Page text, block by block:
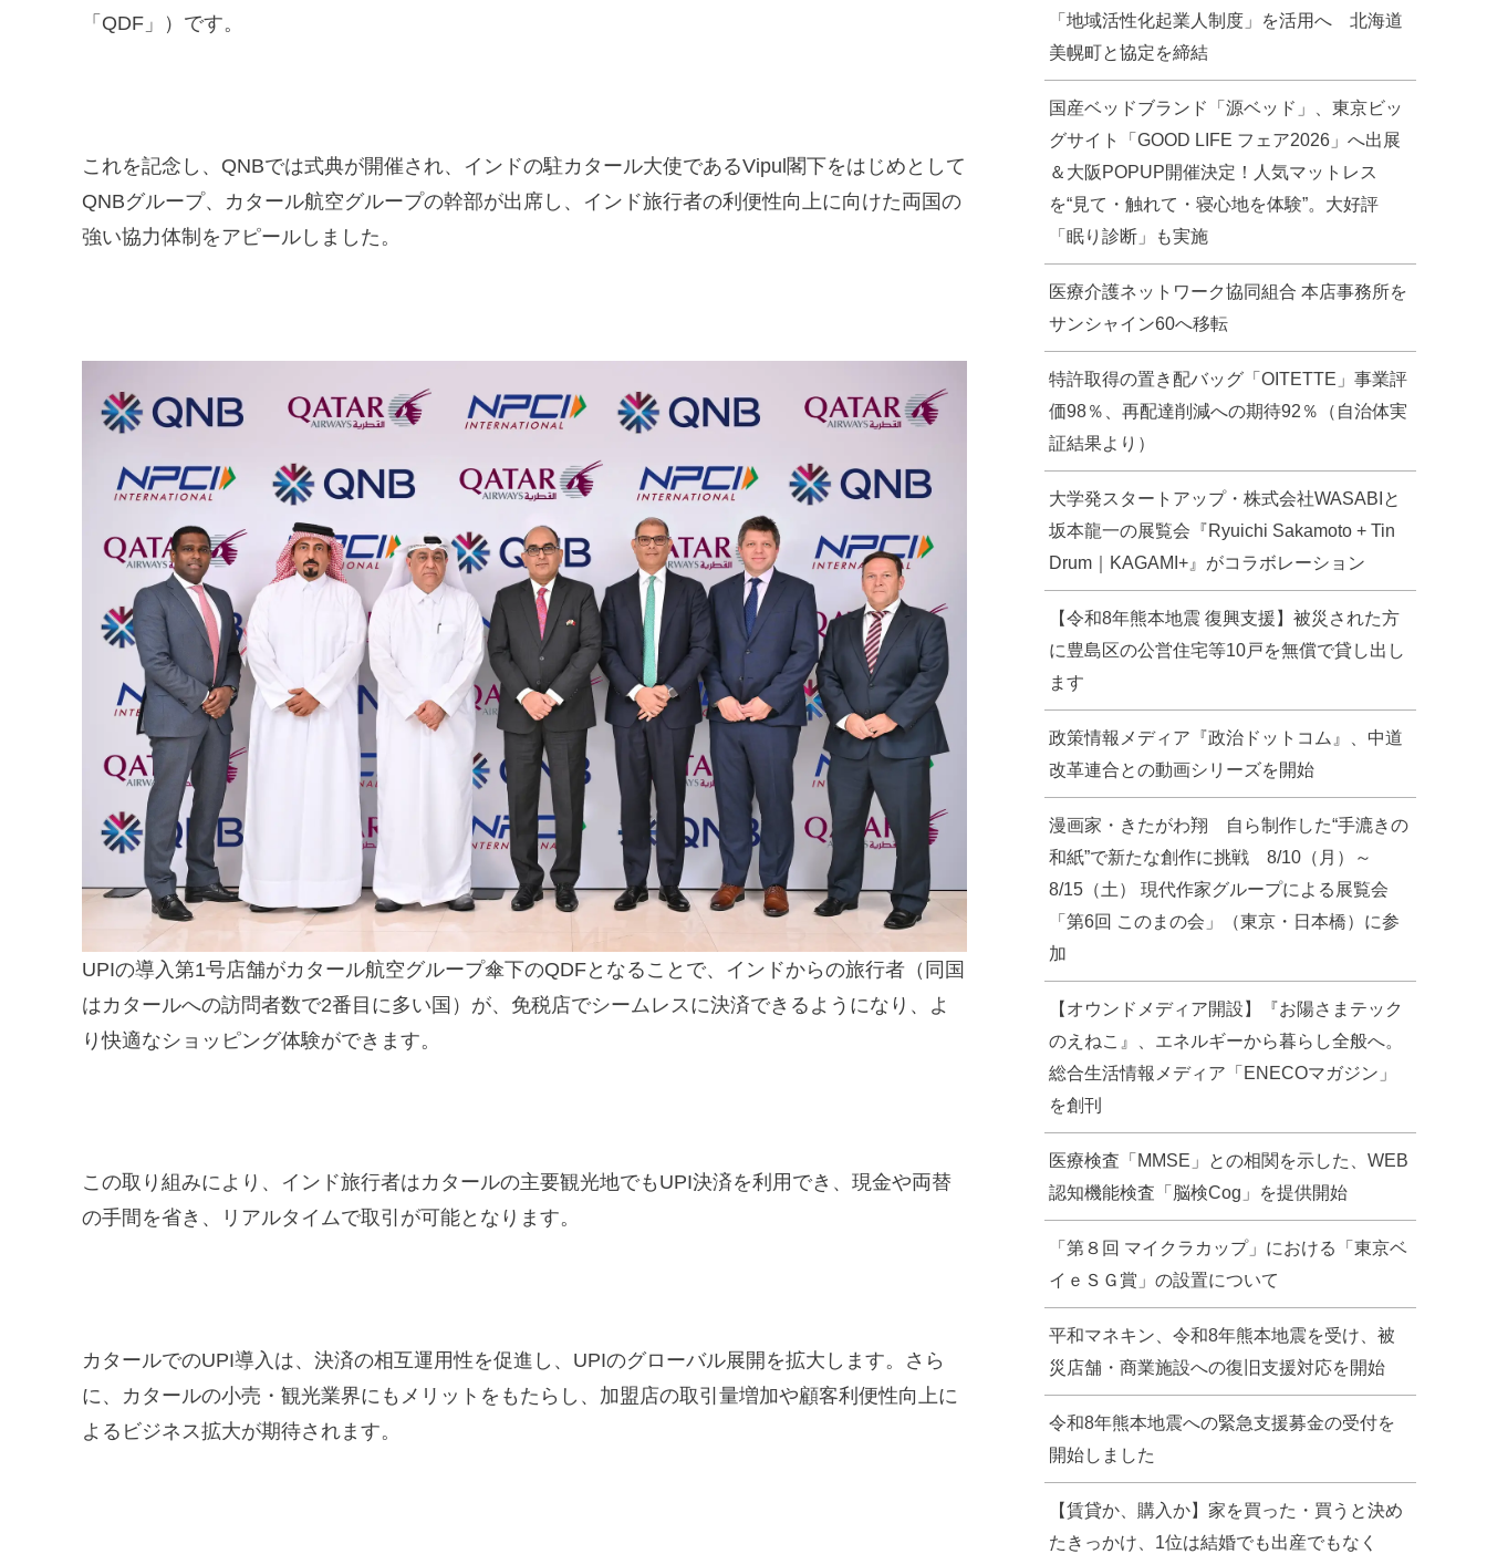
「QDF」）です。
これを記念し、QNBでは式典が開催され、インドの駐カタール大使であるVipul閣下をはじめとして
QNBグループ、カタール航空グループの幹部が出席し、インド旅行者の利便性向上に向けた両国の
強い協力体制をアピールしました。
UPIの導入第1号店舗がカタール航空グループ傘下のQDFとなることで、インドからの旅行者（同国
はカタールへの訪問者数で2番目に多い国）が、免税店でシームレスに決済できるようになり、よ
り快適なショッピング体験ができます。
この取り組みにより、インド旅行者はカタールの主要観光地でもUPI決済を利用でき、現金や両替
の手間を省き、リアルタイムで取引が可能となります。
カタールでのUPI導入は、決済の相互運用性を促進し、UPIのグローバル展開を拡大します。さら
に、カタールの小売・観光業界にもメリットをもたらし、加盟店の取引量増加や顧客利便性向上に
よるビジネス拡大が期待されます。
「地域活性化起業人制度」を活用へ 北海道
美幌町と協定を締結
国産ベッドブランド「源ベッド」、東京ビッ
グサイト「GOOD LIFE フェア2026」へ出展
＆大阪POPUP開催決定！人気マットレス
を“見て・触れて・寝心地を体験”。大好評
「眠り診断」も実施
医療介護ネットワーク協同組合 本店事務所を
サンシャイン60へ移転
特許取得の置き配バッグ「OITETTE」事業評
価98％、再配達削減への期待92％（自治体実
証結果より）
大学発スタートアップ・株式会社WASABIと
坂本龍一の展覧会『Ryuichi Sakamoto + Tin
Drum｜KAGAMI+』がコラボレーション
【令和8年熊本地震 復興支援】被災された方
に豊島区の公営住宅等10戸を無償で貸し出し
ます
政策情報メディア『政治ドットコム』、中道
改革連合との動画シリーズを開始
漫画家・きたがわ翔 自ら制作した“手漉きの
和紙”で新たな創作に挑戦 8/10（月）～
8/15（土） 現代作家グループによる展覧会
「第6回 このまの会」（東京・日本橋）に参
加
【オウンドメディア開設】『お陽さまテック
のえねこ』、エネルギーから暮らし全般へ。
総合生活情報メディア「ENECOマガジン」
を創刊
医療検査「MMSE」との相関を示した、WEB
認知機能検査「脳検Cog」を提供開始
「第８回 マイクラカップ」における「東京ベ
イｅＳＧ賞」の設置について
平和マネキン、令和8年熊本地震を受け、被
災店舗・商業施設への復旧支援対応を開始
令和8年熊本地震への緊急支援募金の受付を
開始しました
【賃貸か、購入か】家を買った・買うと決め
たきっかけ、1位は結婚でも出産でもなく